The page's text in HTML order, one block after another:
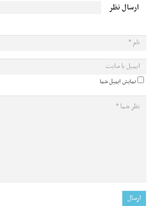
ارسال نظر
نمایش ایمیل شما